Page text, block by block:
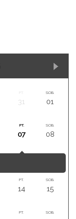
PT.
31
SOB.
01
PT.
07
SOB.
08
PT.
14
SOB.
15
PT. SOB.